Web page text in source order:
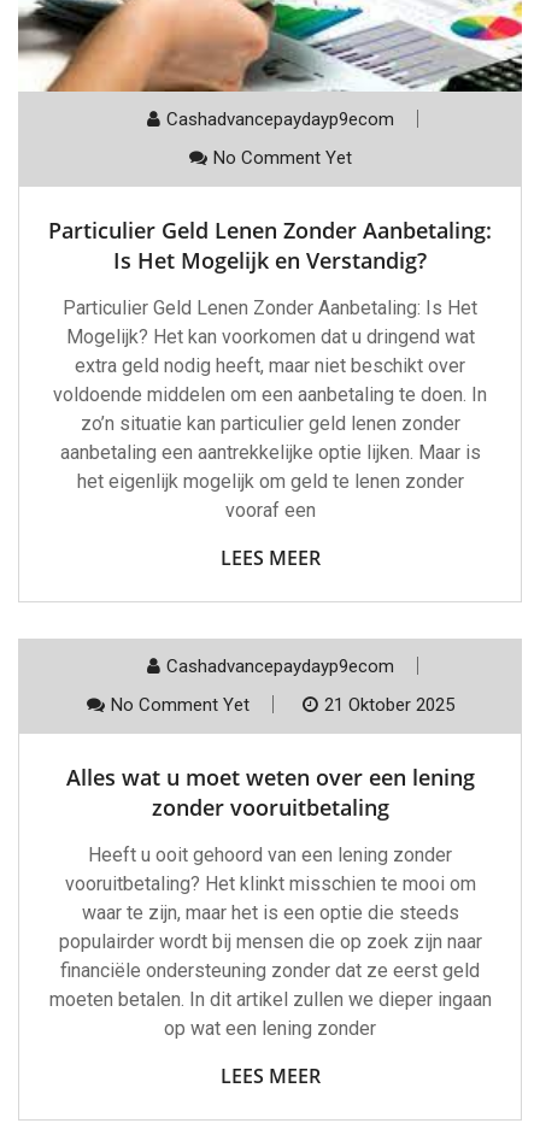
Cashadvancepaydayp9ecom
No Comment Yet
Particulier Geld Lenen Zonder Aanbetaling:
Is Het Mogelijk en Verstandig?
Particulier Geld Lenen Zonder Aanbetaling: Is Het
Mogelijk? Het kan voorkomen dat u dringend wat
extra geld nodig heeft, maar niet beschikt over
voldoende middelen om een aanbetaling te doen. In
zo’n situatie kan particulier geld lenen zonder
aanbetaling een aantrekkelijke optie lijken. Maar is
het eigenlijk mogelijk om geld te lenen zonder
vooraf een
LEES MEER
Cashadvancepaydayp9ecom
No Comment Yet
21 Oktober 2025
Alles wat u moet weten over een lening
zonder vooruitbetaling
Heeft u ooit gehoord van een lening zonder
vooruitbetaling? Het klinkt misschien te mooi om
waar te zijn, maar het is een optie die steeds
populairder wordt bij mensen die op zoek zijn naar
financiële ondersteuning zonder dat ze eerst geld
moeten betalen. In dit artikel zullen we dieper ingaan
op wat een lening zonder
LEES MEER